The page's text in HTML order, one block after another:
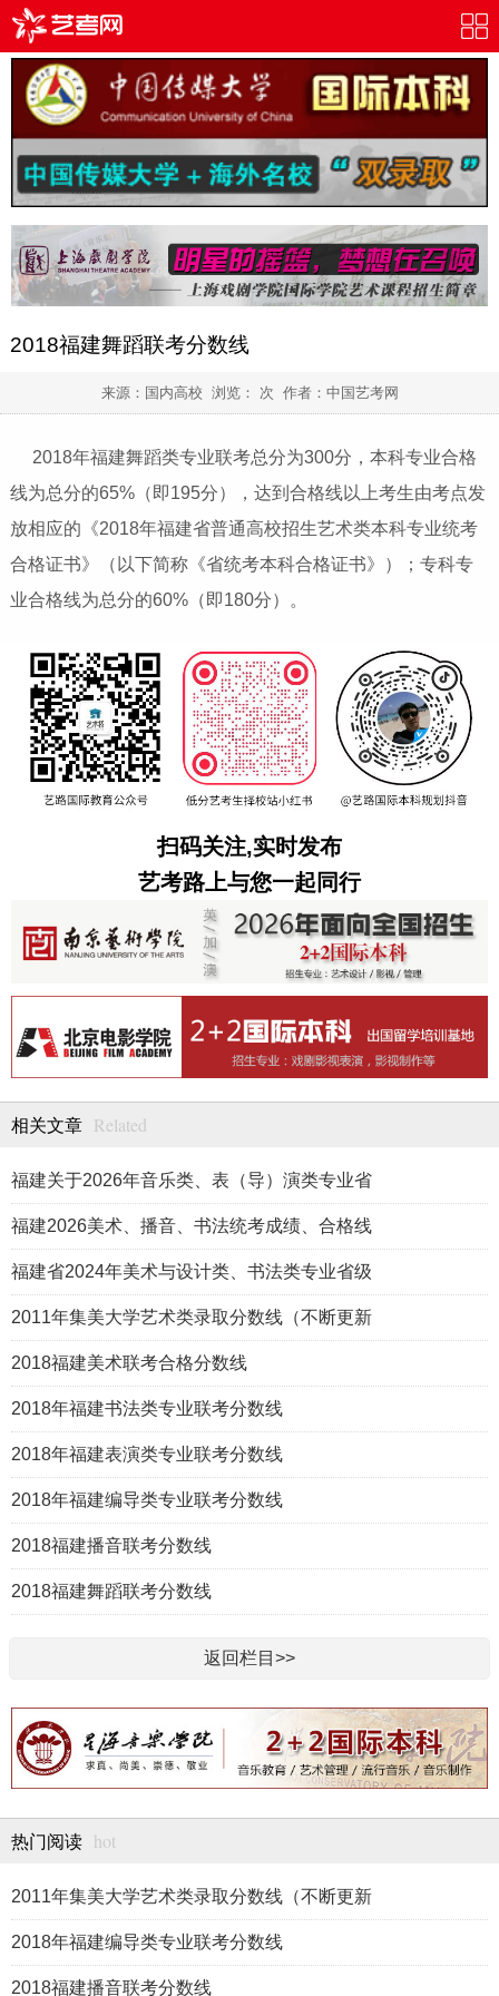
2018福建舞蹈联考分数线
来源：国内高校 浏览： 次 作者： 中国艺考网
2018年福建舞蹈类专业联考总分为300分，本科专业合格
线为总分的65%（即195分），达到合格线以上考生由考点发
放相应的《2018年福建省普通高校招生艺术类本科专业统考
合格证书》（以下简称《省统考本科合格证书》）；专科专
业合格线为总分的60%（即180分）。
扫码关注,实时发布
艺考路上与您一起同行
相关文章 Related
福建关于2026年音乐类、表（导）演类专业省
福建2026美术、播音、书法统考成绩、合格线
福建省2024年美术与设计类、书法类专业省级
2011年集美大学艺术类录取分数线（不断更新
2018福建美术联考合格分数线
2018年福建书法类专业联考分数线
2018年福建表演类专业联考分数线
2018年福建编导类专业联考分数线
2018福建播音联考分数线
2018福建舞蹈联考分数线
返回栏目>>
热门阅读 hot
2011年集美大学艺术类录取分数线（不断更新
2018年福建编导类专业联考分数线
2018福建播音联考分数线